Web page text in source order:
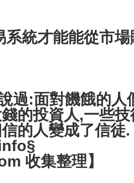
才能能從市場
過:面對饑餓的人
的投資人,一些
的人變成了信徒.
收集整理】